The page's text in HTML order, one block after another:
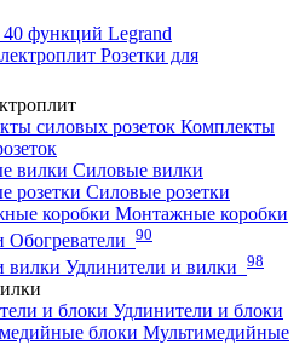
40 функций Legrand
Розетки для
Комплекты
Силовые вилки
Силовые розетки
Монтажные коробки
Обогреватели 90
Удлинители и вилки 98
Удлинители и блоки
Мультимедийные